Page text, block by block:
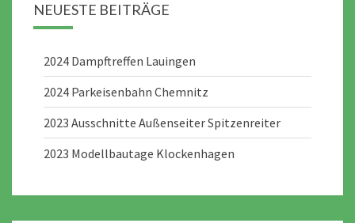
NEUESTE BEITRÄGE
2024 Dampftreffen Lauingen
2024 Parkeisenbahn Chemnitz
2023 Ausschnitte Außenseiter Spitzenreiter
2023 Modellbautage Klockenhagen